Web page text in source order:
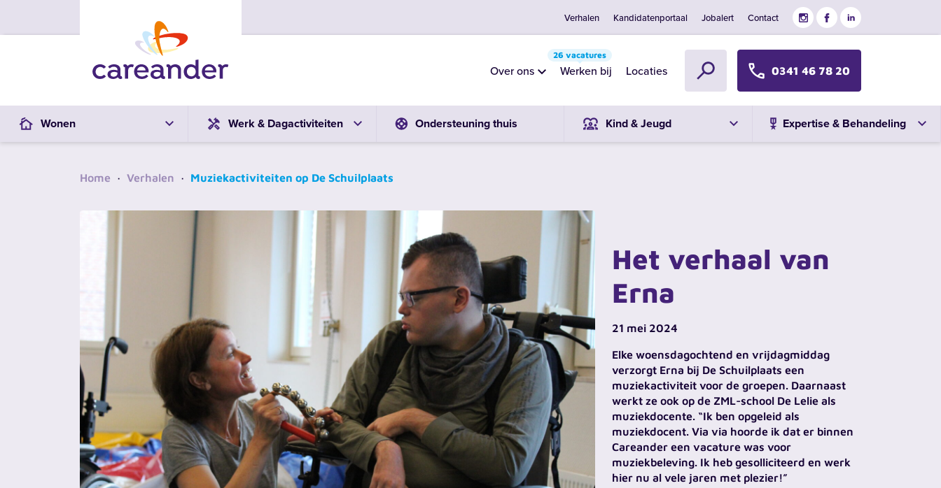
Verhalen Kandidatenportaal Jobalert Contact
Over ons Werken bij
26 vacatures
Locaties 0341 46 78 20
Wonen Werk & Dagactiviteiten Ondersteuning thuis Kind & Jeugd Expertise & Behandeling
Home · Verhalen · Muziekactiviteiten op De Schuilplaats
Het verhaal van
Erna
21 mei 2024
Elke woensdagochtend en vrijdagmiddag
verzorgt Erna bij De Schuilplaats een
muziekactiviteit voor de groepen. Daarnaast
werkt ze ook op de ZML-school De Lelie als
muziekdocente. “Ik ben opgeleid als
muziekdocent. Via via hoorde ik dat er binnen
Careander een vacature was voor
muziekbeleving. Ik heb gesolliciteerd en werk
hier nu al vele jaren met plezier!”